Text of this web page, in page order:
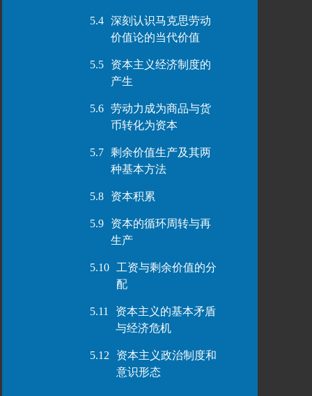
5.4
深刻认识马克思劳动
价值论的当代价值
5.5
资本主义经济制度的
产生
5.6
劳动力成为商品与货
币转化为资本
5.7
剩余价值生产及其两
种基本方法
5.8 资本积累
5.9
资本的循环周转与再
生产
5.10
工资与剩余价值的分
配
5.11
资本主义的基本矛盾
与经济危机
5.12
资本主义政治制度和
意识形态